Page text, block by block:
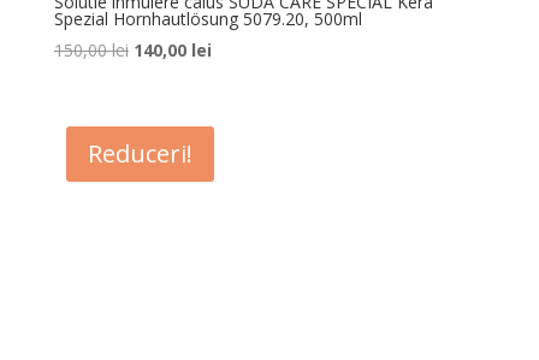
Spezial Hornhautlösung 5079.20, 500ml
150,00lei Prețul
fost:
150,00 lei.
140,00 leiPrețul
140,00 lei.
Reduceri!